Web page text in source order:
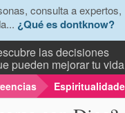
consulta a expertos,
¿Qué es dontknow?
las decisiones
pueden mejorar tu vida